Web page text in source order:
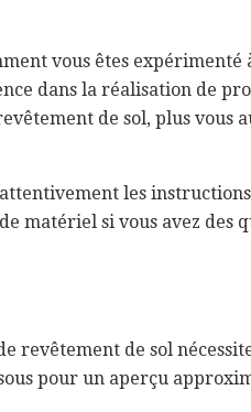
vous êtes
dans la réalisation de
de sol, plus vous
les
matériel si vous avez des
revêtement de sol
pour un aperçu